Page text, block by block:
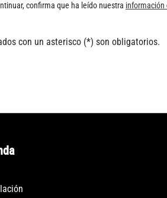
confirma que ha leído nuestra información
con un asterisco (*) son obligatorios.